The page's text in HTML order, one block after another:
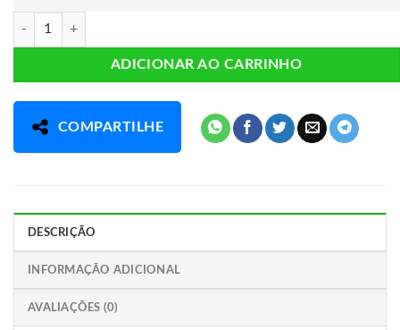
REJUVECEL Q10+ 30CAPSULAS CLINICMAIS quantidade
ADICIONAR AO CARRINHO
COMPARTILHE
DESCRIÇÃO
INFORMAÇÃO ADICIONAL
AVALIAÇÕES (0)